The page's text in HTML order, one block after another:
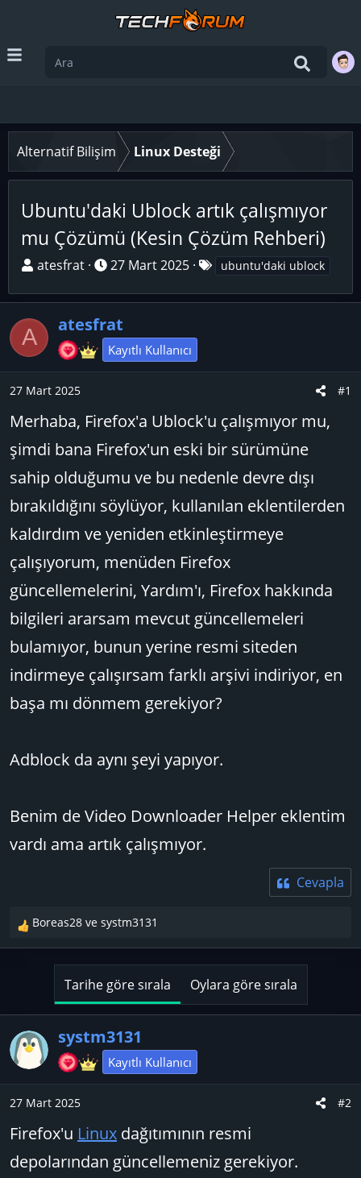
Alternatif Bilişim Linux Desteği
Ubuntu'daki Ublock artık çalışmıyor
mu Çözümü (Kesin Çözüm Rehberi)
K
n
u
y
u
a
ş
a
t
a
n
atesfrat
B
ş
l
a
n
ç
a
r
i
h
i
27 Mart 2025
i
r
ubuntu'daki ublock
A atesfrat
Kayıtlı Kullanıcı
27 Mart 2025 #1
Merhaba, Firefox'a Ublock'u çalışmıyor mu,
şimdi bana Firefox'un eski bir sürümüne
sahip olduğumu ve bu nedenle devre dışı
bırakıldığını söylüyor, kullanılan eklentilerden
kaldırdım ve yeniden etkinleştirmeye
çalışıyorum, menüden Firefox
güncellemelerini, Yardım'ı, Firefox hakkında
bilgileri ararsam mevcut güncellemeleri
bulamıyor, bunun yerine resmi siteden
indirmeye çalışırsam farklı arşivi indiriyor, en
başa mı dönmem gerekiyor?
Adblock da aynı şeyi yapıyor.
Benim de Video Downloader Helper eklentim
vardı ama artık çalışmıyor.
Cevapla
T
e
l
e
r
:
Boreas28 ve systm3131
Tarihe göre sırala Oylara göre sırala
systm3131
Kayıtlı Kullanıcı
27 Mart 2025 #2
Firefox'u Linux dağıtımının resmi
depolarından güncellemeniz gerekiyor.